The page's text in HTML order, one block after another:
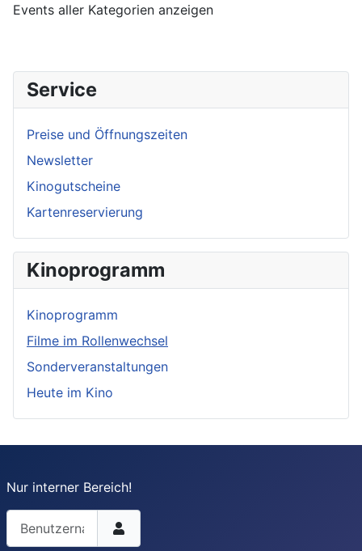
Events aller Kategorien anzeigen
Service
Preise und Öffnungszeiten
Newsletter
Kinogutscheine
Kartenreservierung
Kinoprogramm
Kinoprogramm
Filme im Rollenwechsel
Sonderveranstaltungen
Heute im Kino
Nur interner Bereich!